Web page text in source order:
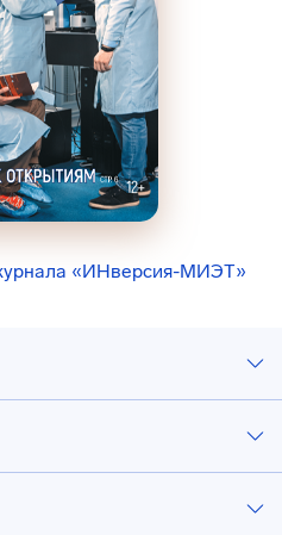
«ИНверсия-МИЭТ»